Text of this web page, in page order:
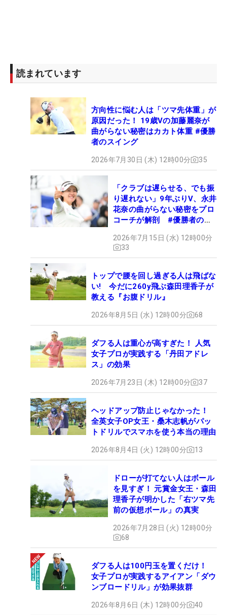
読まれています
方向性に悩む人は「ツマ先体重」が
原因だった！ 19歳Vの加藤麗奈が
曲がらない秘密はカカト体重 #優勝
者のスイング
2026年7月30日 (木) 12時00分 35
「クラブは遅らせる、でも振
り遅れない」9年ぶりV、永井
花奈の曲がらない秘密をプロ
コーチが解剖 #優勝者のス
2026年7月15日 (水) 12時00分
33
トップで腰を回し過ぎる人は飛ばな
い! 今だに260y飛ぶ森田理香子が
教える『お腹ドリル』
2026年8月5日 (水) 12時00分 68
ダフる人は重心が高すぎた！ 人気
女子プロが実践する「丹田アドレ
ス」の効果
2026年7月23日 (木) 12時00分 37
ヘッドアップ防止じゃなかった！
全英女子OP女王・桑木志帆がパッ
トドリルでスマホを使う本当の理由
2026年8月4日 (火) 12時00分 13
ドローが打てない人はボール
を見すぎ！ 元賞金女王・森田
理香子が明かした「右ツマ先
前の仮想ボール」の真実
2026年7月28日 (火) 12時00分
68
ダフる人は100円玉を置くだけ！
女子プロが実践するアイアン「ダウ
ンブロードリル」が効果抜群
2026年8月6日 (木) 12時00分 40